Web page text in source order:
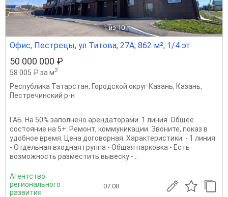
1 из 10
Офис, Пестрецы, ул Титова, 27А, 862 м², 1/4 эт.
50 000 000 ₽
58 005 ₽ за м2
Республика Татарстан, Городской округ Казань, Казань,
Пестречинский р-н
ГАБ. На 50% заполнено арендаторами. 1 линия. Общее
состояние на 5+. Ремонт, коммуникации. Звоните, показ в
удобное время. Цена договорная. Характеристики: - 1 линия
- Отдельная входная группа - Общая парковка - Есть
возможность разместить вывеску -...
Агентство
регионального
развития
07.08